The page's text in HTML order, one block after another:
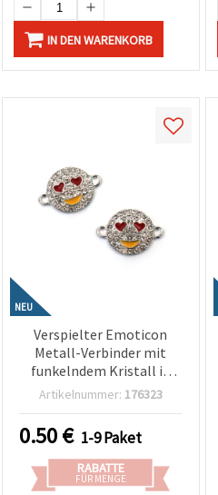
IN DEN WARENKORB
NEU
Verspielter Emoticon
Metall-Verbinder mit
funkelndem Kristall in
Silberfarbe, 21x14,5x3
Artikelnummer: 176323
0.50€ 1-9 Paket
RABATTE
FÜR MENGE